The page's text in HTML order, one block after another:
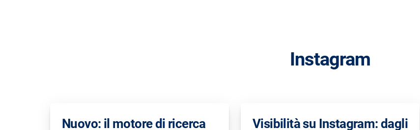
Instagram
Nuovo: il motore di ricerca Visibilità su Instagram: dagli